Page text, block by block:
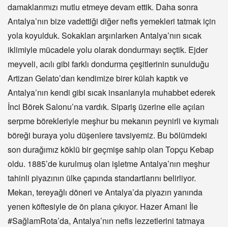
damaklarımızı mutlu etmeye devam ettik. Daha sonra
Antalya’nın bize vadettiği diğer nefis yemekleri tatmak için
yola koyulduk. Sokakları arşınlarken Antalya’nın sıcak
iklimiyle mücadele yolu olarak dondurmayı seçtik. Ejder
meyveli, acılı gibi farklı dondurma çeşitlerinin sunulduğu
Artizan Gelato’dan kendimize birer külah kaptık ve
Antalya’nın kendi gibi sıcak insanlarıyla muhabbet ederek
İnci Börek Salonu’na vardık. Sipariş üzerine elle açılan
serpme börekleriyle meşhur bu mekanın peynirli ve kıymalı
böreği buraya yolu düşenlere tavsiyemiz. Bu bölümdeki
son durağımız köklü bir geçmişe sahip olan Topçu Kebap
oldu. 1885’de kurulmuş olan işletme Antalya’nın meşhur
tahinli piyazının ülke çapında standartlarını belirliyor.
Mekan, tereyağlı döneri ve Antalya’da piyazın yanında
yenen köftesiyle de ön plana çıkıyor. Hazer Amani İle
#SağlamRota’da, Antalya’nın nefis lezzetlerini tatmaya